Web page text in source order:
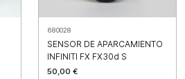
680028
SENSOR DE APARCAMIENTO
INFINITI FX FX30d S
50,00 €